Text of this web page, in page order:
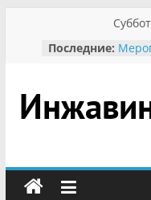
содержимому
Последние:
сельский
портал